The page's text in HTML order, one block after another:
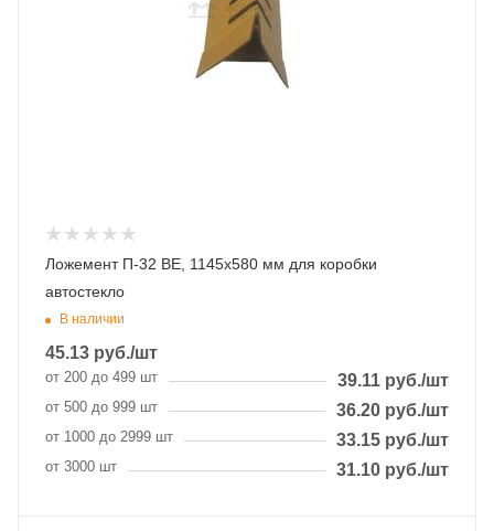
Ложемент П-32 ВЕ, 1145х580 мм для коробки
автостекло
В наличии
45.13 руб./шт
от 200 до 499 шт 39.11 руб./шт
от 500 до 999 шт 36.20 руб./шт
от 1000 до 2999 шт 33.15 руб./шт
от 3000 шт 31.10 руб./шт